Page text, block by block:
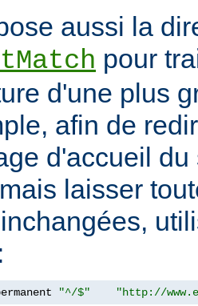
aussi la
pour
d'une plus
afin de
d'accueil
laisser
"^/$" "http://